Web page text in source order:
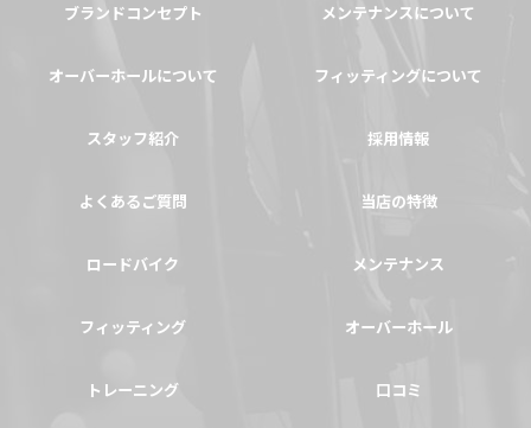
ブランドコンセプト メンテナンスについて
オーバーホールについて フィッティングについて
スタッフ紹介 採用情報
よくあるご質問 当店の特徴
ロードバイク メンテナンス
フィッティング オーバーホール
トレーニング 口コミ